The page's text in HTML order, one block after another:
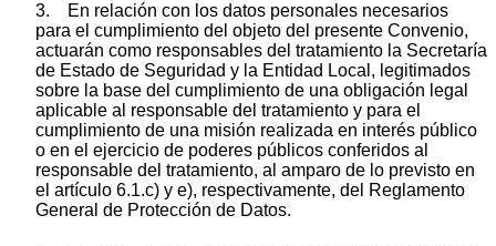
3. En relación con los datos personales necesarios
para el cumplimiento del objeto del presente Convenio,
actuarán como responsables del tratamiento la Secretaría
de Estado de Seguridad y la Entidad Local, legitimados
sobre la base del cumplimiento de una obligación legal
aplicable al responsable del tratamiento y para el
cumplimiento de una misión realizada en interés público
o en el ejercicio de poderes públicos conferidos al
responsable del tratamiento, al amparo de lo previsto en
el artículo 6.1.c) y e), respectivamente, del Reglamento
General de Protección de Datos.